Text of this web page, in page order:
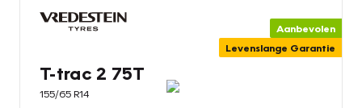
Aanbevolen
Levenslange Garantie
T-trac 2 75T
155/65 R14